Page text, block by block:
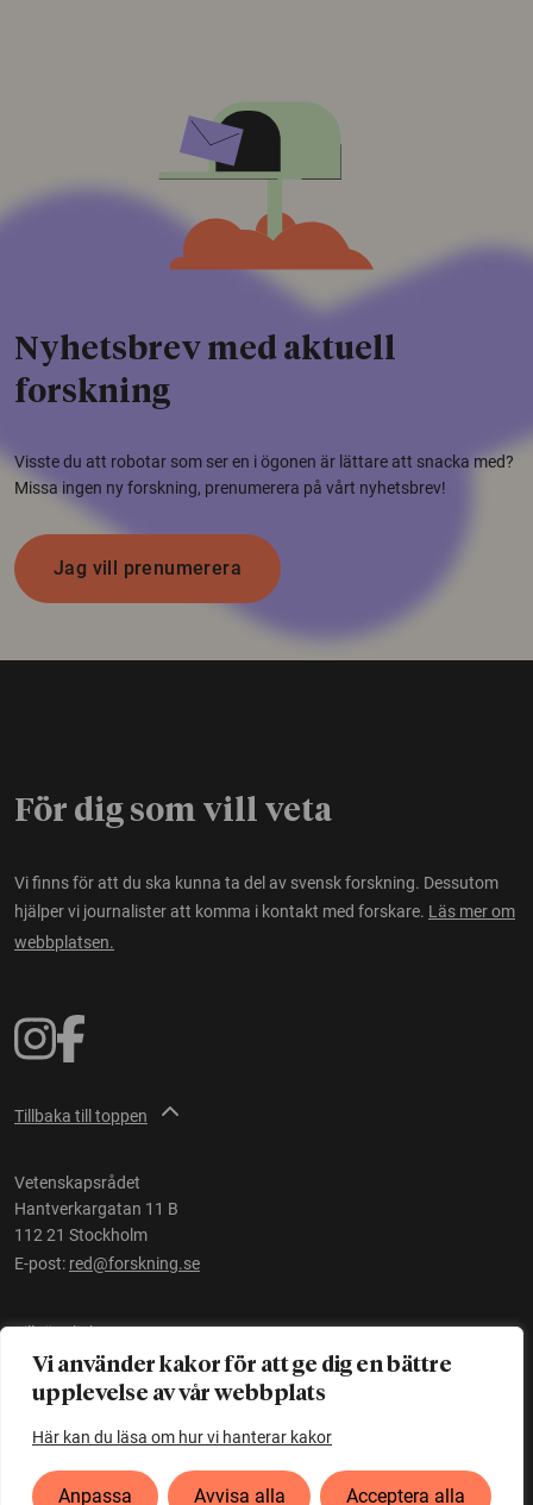
Vi använder kakor för att ge dig en bättre
upplevelse av vår webbplats
Här kan du läsa om hur vi hanterar kakor
Anpassa Avvisa alla Acceptera alla
Nyhetsbrev med aktuell
forskning
Visste du att robotar som ser en i ögonen är lättare att snacka med?
Missa ingen ny forskning, prenumerera på vårt nyhetsbrev!
Jag vill prenumerera
För dig som vill veta
Vi finns för att du ska kunna ta del av svensk forskning. Dessutom
hjälper vi journalister att komma i kontakt med forskare. Läs mer om
webbplatsen.
Tillbaka till toppen
Vetenskapsrådet
Hantverkargatan 11 B
112 21 Stockholm
E-post: red@forskning.se
Tillgänglighet
Ett initiativ avVetenskapsrådet